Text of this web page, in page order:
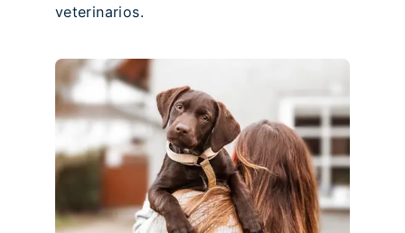
veterinarios.